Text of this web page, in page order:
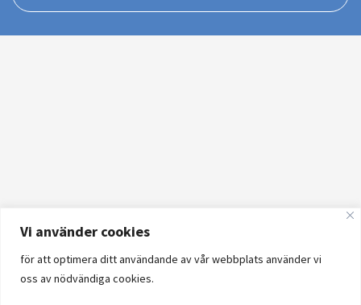
Vi använder cookies
för att optimera ditt användande av vår webbplats använder vi
oss av nödvändiga cookies.